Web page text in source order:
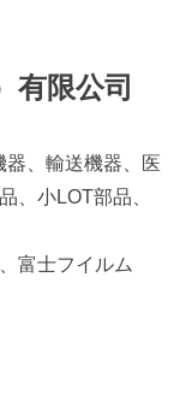
有限公司
器、輸送機器、医
、小LOT部品、
富士フイルム